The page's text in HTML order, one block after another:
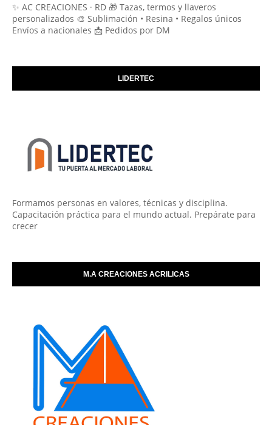
✨ AC CREACIONES · RD 🎁 Tazas, termos y llaveros
personalizados 🎨 Sublimación • Resina • Regalos únicos
Envíos a nacionales 📩 Pedidos por DM
LIDERTEC
Formamos personas en valores, técnicas y disciplina.
Capacitación práctica para el mundo actual. Prepárate para
crecer
M.A CREACIONES ACRILICAS